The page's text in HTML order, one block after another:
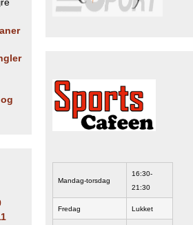
Mandag-torsdag
16:30-
21:30
Fredag Lukket